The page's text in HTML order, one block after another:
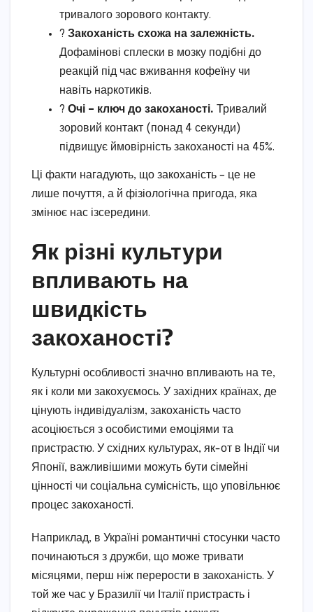
тривалого зорового контакту.
? Закоханість схожа на залежність.
Дофамінові сплески в мозку подібні до
реакцій під час вживання кофеїну чи
навіть наркотиків.
? Очі – ключ до закоханості. Тривалий
зоровий контакт (понад 4 секунди)
підвищує ймовірність закоханості на 45%.
Ці факти нагадують, що закоханість – це не
лише почуття, а й фізіологічна пригода, яка
змінює нас ізсередини.
Як різні культури
впливають на
швидкість
закоханості?
Культурні особливості значно впливають на те,
як і коли ми закохуємось. У західних країнах, де
цінують індивідуалізм, закоханість часто
асоціюється з особистими емоціями та
пристрастю. У східних культурах, як-от в Індії чи
Японії, важливішими можуть бути сімейні
цінності чи соціальна сумісність, що уповільнює
процес закоханості.
Наприклад, в Україні романтичні стосунки часто
починаються з дружби, що може тривати
місяцями, перш ніж перерости в закоханість. У
той же час у Бразилії чи Італії пристрасть і